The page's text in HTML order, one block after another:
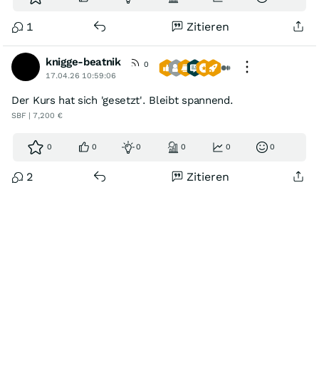
1 Zitieren
knigge-beatnik
0
17.04.26 10:59:06
Der Kurs hat sich 'gesetzt'. Bleibt spannend.
SBF | 7,200 €
0 0 0 0 0 0
2 Zitieren